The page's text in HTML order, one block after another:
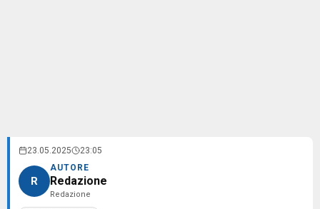
23.05.2025 23:05
R
AUTORE
Redazione
Redazione